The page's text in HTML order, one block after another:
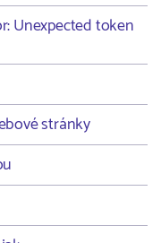
Unexpected token
stránky